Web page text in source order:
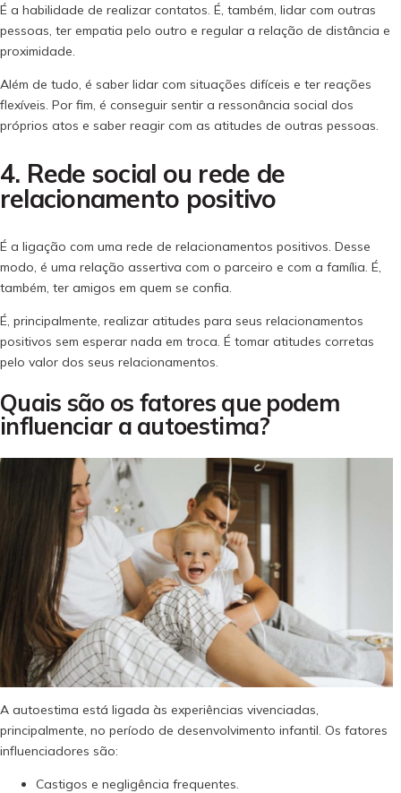
É a habilidade de realizar contatos. É, também, lidar com outras
pessoas, ter empatia pelo outro e regular a relação de distância e
proximidade.
Além de tudo, é saber lidar com situações difíceis e ter reações
flexíveis. Por fim, é conseguir sentir a ressonância social dos
próprios atos e saber reagir com as atitudes de outras pessoas.
4. Rede social ou rede de
relacionamento positivo
É a ligação com uma rede de relacionamentos positivos. Desse
modo, é uma relação assertiva com o parceiro e com a família. É,
também, ter amigos em quem se confia.
É, principalmente, realizar atitudes para seus relacionamentos
positivos sem esperar nada em troca. É tomar atitudes corretas
pelo valor dos seus relacionamentos.
Quais são os fatores que podem
influenciar a autoestima?
A autoestima está ligada às experiências vivenciadas,
principalmente, no período de desenvolvimento infantil. Os fatores
influenciadores são:
Castigos e negligência frequentes.